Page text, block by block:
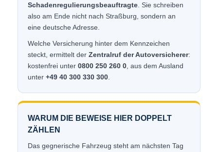
Schadenregulierungsbeauftragte. Sie schreiben
also am Ende nicht nach Straßburg, sondern an
eine deutsche Adresse.
Welche Versicherung hinter dem Kennzeichen
steckt, ermittelt der Zentralruf der Autoversicherer:
kostenfrei unter 0800 250 260 0, aus dem Ausland
unter +49 40 300 330 300.
WARUM DIE BEWEISE HIER DOPPELT
ZÄHLEN
Das gegnerische Fahrzeug steht am nächsten Tag